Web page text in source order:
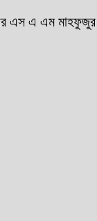
এস এ এম